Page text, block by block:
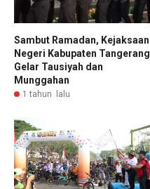
Sambut Ramadan, Kejaksaan
Negeri Kabupaten Tangerang
Gelar Tausiyah dan
Munggahan
1 tahun lalu